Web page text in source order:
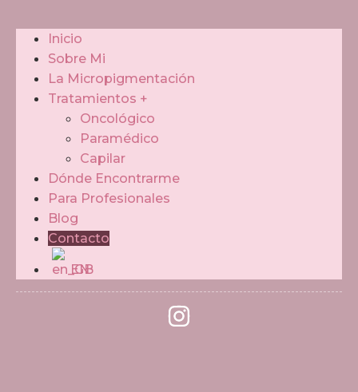
Inicio
Sobre Mi
La Micropigmentación
Tratamientos +
Oncológico
Paramédico
Capilar
Dónde Encontrarme
Para Profesionales
Blog
Contacto
EN